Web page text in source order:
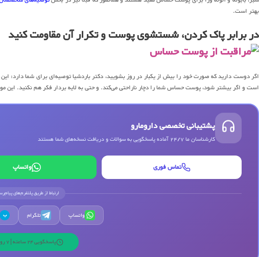
بهتر است.
در برابر پاک کردن، شستشوی پوست و تکرار آن مقاومت کنید
اگر دوست دارید که صورت خود را بیش از یکبار در روز بشویید، دکتر باردشیا توصیه‌ای برای شما دارد:
است و اگر بیشتر شود، پوست حساس شما را دچار ناراحتی می‌کند. و حتی به لایه بردار فکر هم نکنید. این
پشتیبانی تخصصی دارومارو
کارشناسان ما 24/7 آماده پاسخگویی به سوالات و دریافت نسخه‌های شما هستند
تماس فوری واتساپ
ارتباط از طریق پلتفرم‌های
واتساپ تلگرام ب
پاسخگویی 24 ساعته | 7 روز هفته